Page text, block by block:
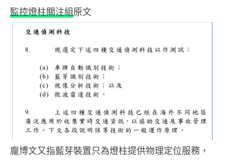
監控燈柱關注組原文
龐博文又指藍芽裝置只為燈柱提供物理定位服務，